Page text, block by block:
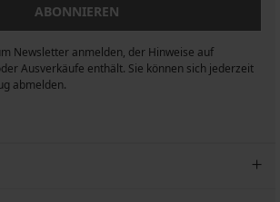
ABONNIEREN
Newsletter anmelden, der Hinweise auf
Ausverkäufe enthält. Sie können sich jederzeit
abmelden.